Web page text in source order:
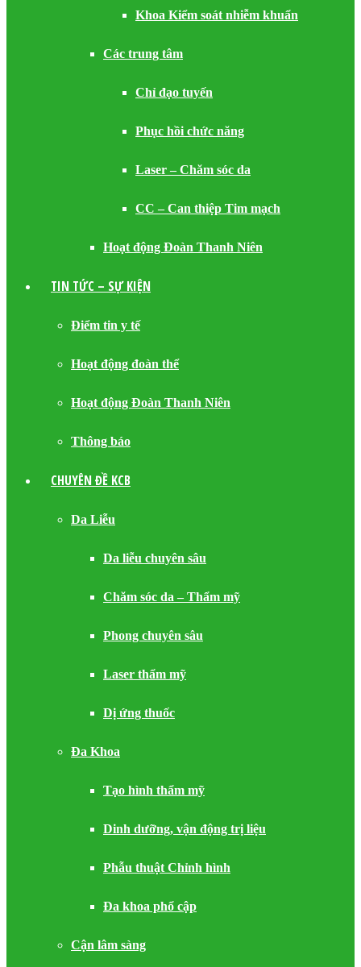
Khoa Kiểm soát nhiễm khuẩn
Các trung tâm
Chỉ đạo tuyến
Phục hồi chức năng
Laser – Chăm sóc da
CC – Can thiệp Tim mạch
Hoạt động Đoàn Thanh Niên
TIN TỨC – SỰ KIỆN
Điểm tin y tế
Hoạt động đoàn thể
Hoạt động Đoàn Thanh Niên
Thông báo
CHUYÊN ĐỀ KCB
Da Liễu
Da liễu chuyên sâu
Chăm sóc da – Thẩm mỹ
Phong chuyên sâu
Laser thẩm mỹ
Dị ứng thuốc
Đa Khoa
Tạo hình thẩm mỹ
Dinh dưỡng, vận động trị liệu
Phẫu thuật Chỉnh hình
Đa khoa phổ cập
Cận lâm sàng